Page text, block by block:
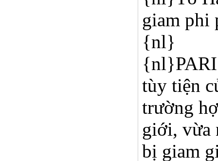
giam phi
{nl}
tùy tiện
trường
giới, vừa
bị giam